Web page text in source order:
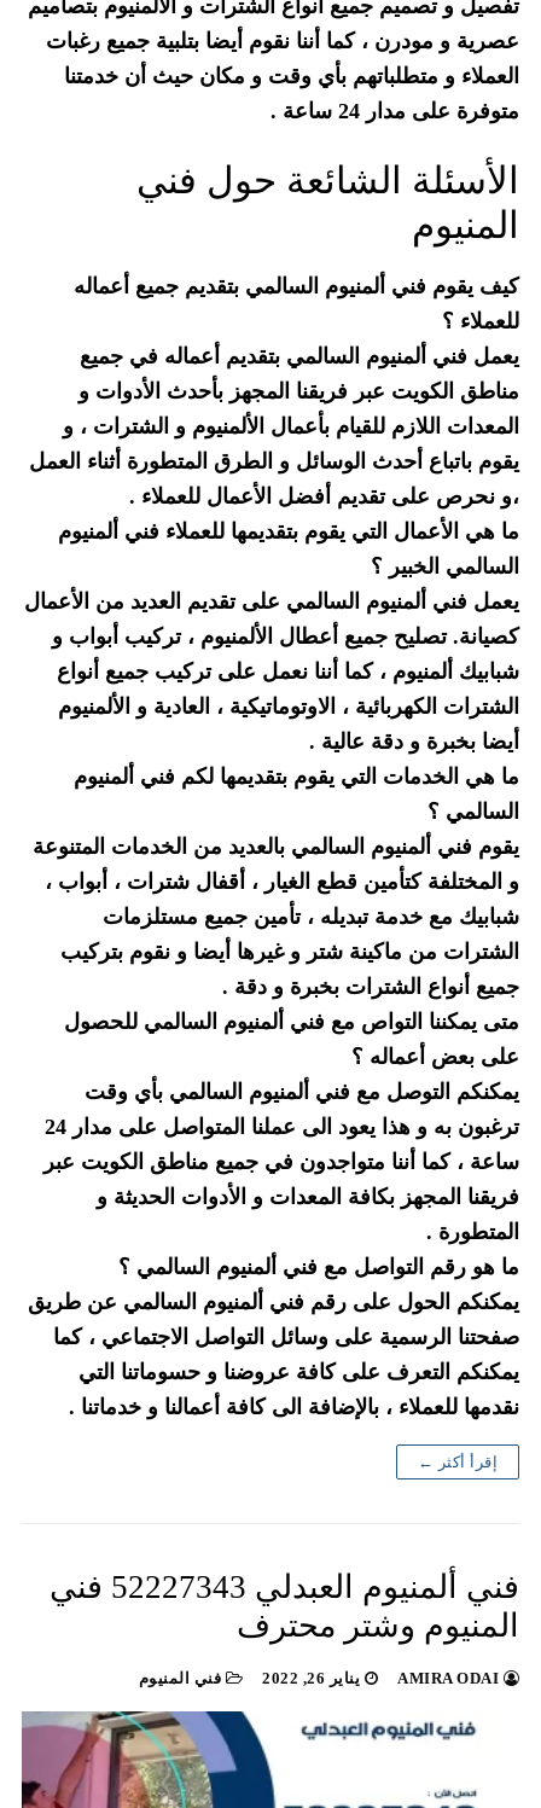
تفصيل و تصميم جميع أنواع الشترات و الألمنيوم بتصاميم
عصرية و مودرن ، كما أننا نقوم أيضا بتلبية جميع رغبات
العملاء و متطلباتهم بأي وقت و مكان حيث أن خدمتنا
متوفرة على مدار 24 ساعة .
الأسئلة الشائعة حول فني
المنيوم
كيف يقوم فني ألمنيوم السالمي بتقديم جميع أعماله
للعملاء ؟
يعمل فني ألمنيوم السالمي بتقديم أعماله في جميع
مناطق الكويت عبر فريقنا المجهز بأحدث الأدوات و
المعدات اللازم للقيام بأعمال الألمنيوم و الشترات ، و
يقوم باتباع أحدث الوسائل و الطرق المتطورة أثناء العمل
،و نحرص على تقديم أفضل الأعمال للعملاء .
ما هي الأعمال التي يقوم بتقديمها للعملاء فني ألمنيوم
السالمي الخبير ؟
يعمل فني ألمنيوم السالمي على تقديم العديد من الأعمال
كصيانة. تصليح جميع أعطال الألمنيوم ، تركيب أبواب و
شبابيك ألمنيوم ، كما أننا نعمل على تركيب جميع أنواع
الشترات الكهربائية ، الاوتوماتيكية ، العادية و الألمنيوم
أيضا بخبرة و دقة عالية .
ما هي الخدمات التي يقوم بتقديمها لكم فني ألمنيوم
السالمي ؟
يقوم فني ألمنيوم السالمي بالعديد من الخدمات المتنوعة
و المختلفة كتأمين قطع الغيار ، أقفال شترات ، أبواب ،
شبابيك مع خدمة تبديله ، تأمين جميع مستلزمات
الشترات من ماكينة شتر و غيرها أيضا و نقوم بتركيب
جميع أنواع الشترات بخبرة و دقة .
متى يمكننا التواص مع فني ألمنيوم السالمي للحصول
على بعض أعماله ؟
يمكنكم التوصل مع فني ألمنيوم السالمي بأي وقت
ترغبون به و هذا يعود الى عملنا المتواصل على مدار 24
ساعة ، كما أننا متواجدون في جميع مناطق الكويت عبر
فريقنا المجهز بكافة المعدات و الأدوات الحديثة و
المتطورة .
ما هو رقم التواصل مع فني ألمنيوم السالمي ؟
يمكنكم الحول على رقم فني ألمنيوم السالمي عن طريق
صفحتنا الرسمية على وسائل التواصل الاجتماعي ، كما
يمكنكم التعرف على كافة عروضنا و حسوماتنا التي
نقدمها للعملاء ، بالإضافة الى كافة أعمالنا و خدماتنا .
إقرأ أكثر ←
فني ألمنيوم العبدلي 52227343 فني
المنيوم وشتر محترف
يناير 26, 2022 فني المنيوم